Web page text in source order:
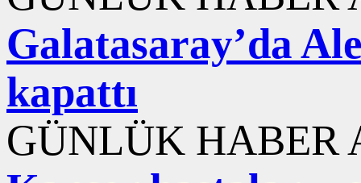
Galatasaray’da
kapattı
GÜNLÜK HABER